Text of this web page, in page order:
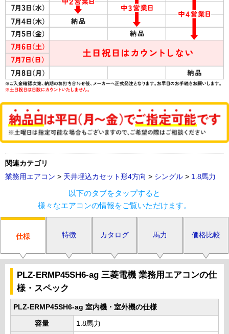
関連カテゴリ
業務用エアコン > 天井埋込カセット形4方向 > シングル > 1.8馬力
以下のタブをタップすると
様々なエアコンの情報をご覧いただけます。
仕様 特徴 カタログ 馬力 価格比較
PLZ-ERMP45SH6-ag 三菱電機 業務用エアコンの仕
様・スペック
PLZ-ERMP45SH6-ag 室内機・室外機の仕様
容量 1.8馬力